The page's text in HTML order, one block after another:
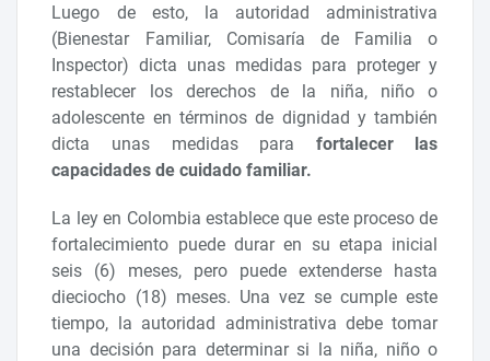
Luego de esto, la autoridad administrativa
(Bienestar Familiar, Comisaría de Familia o
Inspector) dicta unas medidas para proteger y
restablecer los derechos de la niña, niño o
adolescente en términos de dignidad y también
dicta unas medidas para fortalecer las
capacidades de cuidado familiar.
La ley en Colombia establece que este proceso de
fortalecimiento puede durar en su etapa inicial
seis (6) meses, pero puede extenderse hasta
dieciocho (18) meses. Una vez se cumple este
tiempo, la autoridad administrativa debe tomar
una decisión para determinar si la niña, niño o